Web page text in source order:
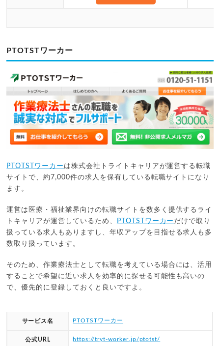
PTOTSTワーカー
PTOTSTワーカー は株式会社トライトキャリアが運営する転職
サイトで、約7,000件の求人を保有している転職サイトになり
ます。
運営は医療・福祉業界向けの転職サイトを数多く提供するライ
トキャリアが運営しているため、
PTOTSTワーカー だけで取り
扱っている求人もありますし、年収アップを目指せる求人も多
数取り扱っています。
そのため、作業療法士として転職を考えている場合には、活用
することで希望に近い求人を効率的に探せる可能性も高いの
で、優先的に登録しておくと良いですよ。
サービス名 PTOTSTワーカー
公式URL https://tryt-worker.jp/ptotst/